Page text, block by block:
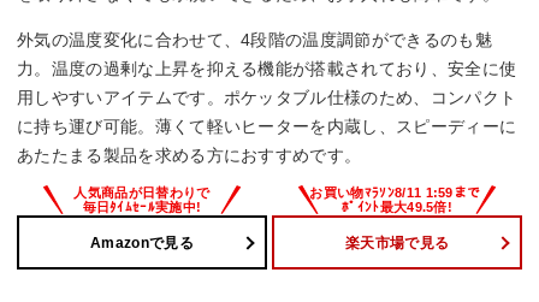
外気の温度変化に合わせて、4段階の温度調節ができるのも魅
力。温度の過剰な上昇を抑える機能が搭載されており、安全に使
用しやすいアイテムです。ポケッタブル仕様のため、コンパクト
に持ち運び可能。薄くて軽いヒーターを内蔵し、スピーディーに
あたたまる製品を求める方におすすめです。
Amazonで見る 楽天市場で見る